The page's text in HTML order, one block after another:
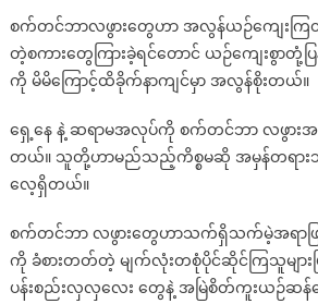
စက်တင်ဘာလဖွားတွေဟာ အလွန်ယဉ်ကျေးက
တဲ့စကားတွေကြားခဲ့ရင်တောင် ယဉ်ကျေးစွာတုံ့
ကို မိမိကြောင့်ထိခိုက်နာကျင်မှာ အလွန်စိုးတယ်။
ရှေ့နေ နဲ့ ဆရာမအလုပ်ကို စက်တင်ဘာ လဖွားအမ
တယ်။ သူတို့ဟာမည်သည့်ကိစ္စမဆို အမှန်တရား
လေ့ရှိတယ်။
စက်တင်ဘာ လဖွားတွေဟာသက်ရှိသက်မဲ့အရာဖြ
ကို ခံစားတတ်တဲ့ မျက်လုံးတစုံပိုင်ဆိုင်ကြသူမျာ
ပန်းစည်းလှလှလေး တွေနဲ့ အမြဲစိတ်ကူးယဉ်ဆ